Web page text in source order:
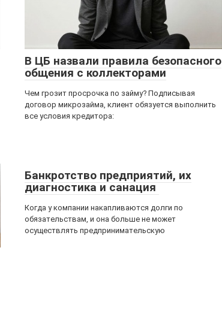
В ЦБ назвали правила безопасного
общения с коллекторами
Чем грозит просрочка по займу? Подписывая
договор микрозайма, клиент обязуется выполнить
все условия кредитора:
Банкротство предприятий, их
диагностика и санация
Когда у компании накапливаются долги по
обязательствам, и она больше не может
осуществлять предпринимательскую